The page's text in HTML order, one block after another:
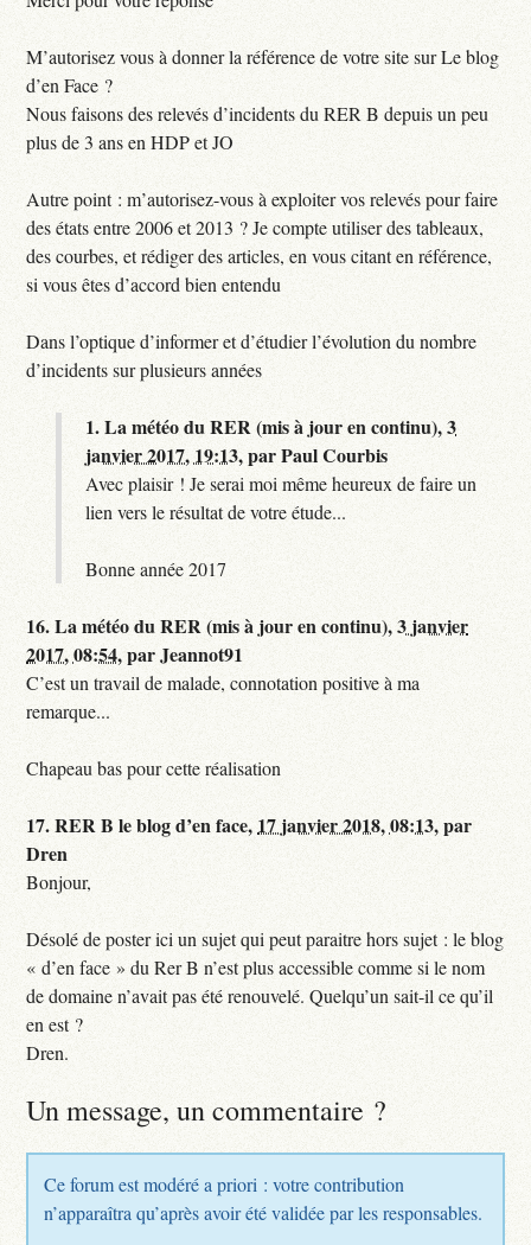
M’autorisez vous à donner la référence de votre site sur Le blog
d’en Face ?
Nous faisons des relevés d’incidents du RER B depuis un peu
plus de 3 ans en HDP et JO
Autre point : m’autorisez-vous à exploiter vos relevés pour faire
des états entre 2006 et 2013 ? Je compte utiliser des tableaux,
des courbes, et rédiger des articles, en vous citant en référence,
si vous êtes d’accord bien entendu
Dans l’optique d’informer et d’étudier l’évolution du nombre
d’incidents sur plusieurs années
1.La météo du RER (mis à jour en continu),3
janvier 2017, 19:13,parPaul Courbis
Avec plaisir ! Je serai moi même heureux de faire un
lien vers le résultat de votre étude...
Bonne année 2017
16.La météo du RER (mis à jour en continu),3 janvier
2017, 08:54,parJeannot91
C’est un travail de malade, connotation positive à ma
remarque...
Chapeau bas pour cette réalisation
17.RER B le blog d’en face, 17 janvier 2018, 08:13,par
Dren
Bonjour,
Désolé de poster ici un sujet qui peut paraitre hors sujet : le blog
« d’en face » du Rer B n’est plus accessible comme si le nom
de domaine n’avait pas été renouvelé. Quelqu’un sait-il ce qu’il
en est ?
Dren.
Un message, un commentaire ?
Ce forum est modéré a priori : votre contribution
n’apparaîtra qu’après avoir été validée par les responsables.